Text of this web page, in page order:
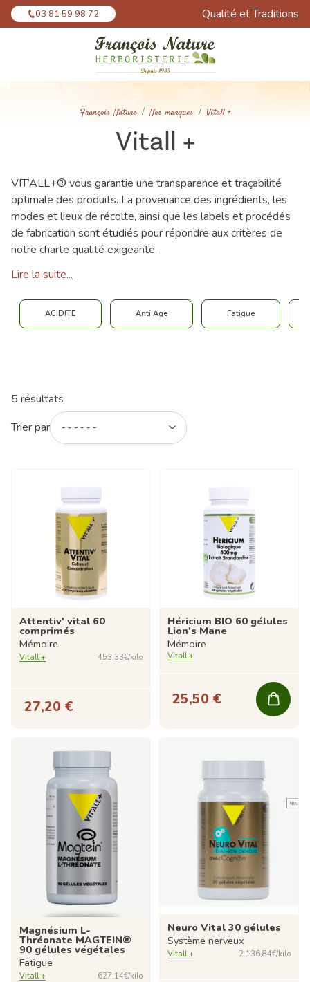
03 81 59 98 72 Qualité et Traditions
François Nature Nos marques Vitall +
Vitall +
VIT’ALL+® vous garantie une transparence et traçabilité
optimale des produits. La provenance des ingrédients, les
modes et lieux de récolte, ainsi que les labels et procédés
de fabrication sont étudiés pour répondre aux critères de
notre charte qualité exigeante.
Lire la suite...
ACIDITE Anti Age Fatigue
5 résultats
Trier par
Attentiv' vital 60
comprimés
Mémoire
Vitall + 453,33€/kilo
27,20 €
Héricium BIO 60 gélules
Lion's Mane
Mémoire
Vitall +
25,50 €
Magnésium L-
Thréonate MAGTEIN®
90 gélules végétales
Fatigue
Vitall + 627,14€/kilo
Neuro Vital 30 gélules
Système nerveux
Vitall + 2 136,84€/kilo
Panneau de gestion des cookies